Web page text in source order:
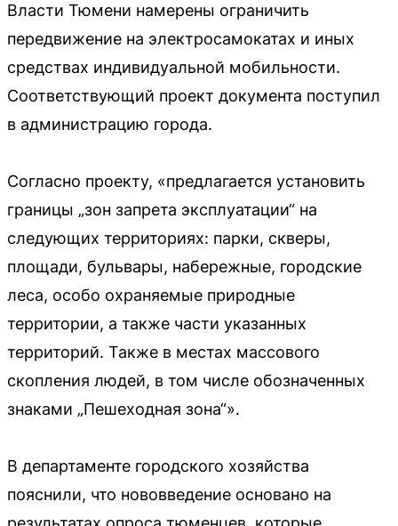
Власти Тюмени намерены ограничить
передвижение на электросамокатах и иных
средствах индивидуальной мобильности.
Соответствующий проект документа поступил
в администрацию города.
Согласно проекту, «предлагается установить
границы „зон запрета эксплуатации“ на
следующих территориях: парки, скверы,
площади, бульвары, набережные, городские
леса, особо охраняемые природные
территории, а также части указанных
территорий. Также в местах массового
скопления людей, в том числе обозначенных
знаками „Пешеходная зона“».
В департаменте городского хозяйства
пояснили, что нововведение основано на